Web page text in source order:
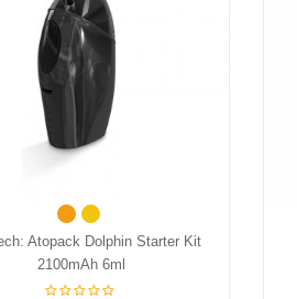
Atopack Dolphin Starter Kit
2100mAh 6ml
Orange
Jaune